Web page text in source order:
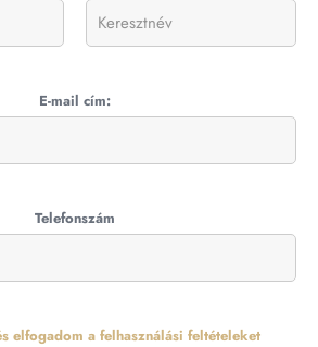
E-mail cím:
Telefonszám
elfogadom a felhasználási feltételeket